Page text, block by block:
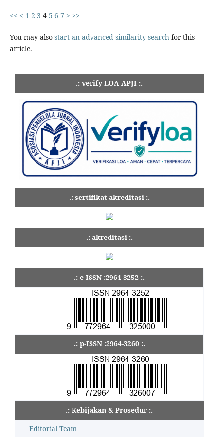
<< < 1 2 3 4 5 6 7 > >>
You may also start an advanced similarity search for this
article.
.: verify LOA APJI :.
.: sertifikat akreditasi :.
.: akreditasi :.
.: e-ISSN :2964-3252 :.
.: p-ISSN :2964-3260 :.
.: Kebijakan & Prosedur :.
Editorial Team